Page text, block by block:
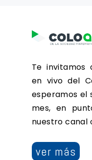
Te invitamos
en vivo del
esperamos el
mes, en
nuestro canal
ver más